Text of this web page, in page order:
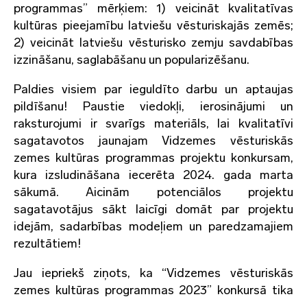
programmas” mērķiem: 1) veicināt kvalitatīvas
kultūras pieejamību latviešu vēsturiskajās zemēs;
2) veicināt latviešu vēsturisko zemju savdabības
izzināšanu, saglabāšanu un popularizēšanu.
Paldies visiem par ieguldīto darbu un aptaujas
pildīšanu! Paustie viedokļi, ierosinājumi un
raksturojumi ir svarīgs materiāls, lai kvalitatīvi
sagatavotos jaunajam Vidzemes vēsturiskās
zemes kultūras programmas projektu konkursam,
kura izsludināšana iecerēta 2024. gada marta
sākumā. Aicinām potenciālos projektu
sagatavotājus sākt laicīgi domāt par projektu
idejām, sadarbības modeļiem un paredzamajiem
rezultātiem!
Jau iepriekš ziņots, ka “Vidzemes vēsturiskās
zemes kultūras programmas 2023” konkursā tika